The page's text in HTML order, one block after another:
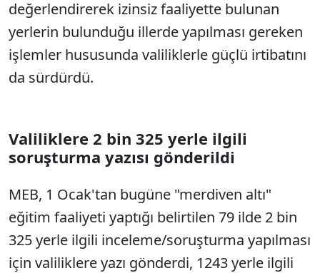
değerlendirerek izinsiz faaliyette bulunan
yerlerin bulunduğu illerde yapılması gereken
işlemler hususunda valiliklerle güçlü irtibatını
da sürdürdü.
Valiliklere 2 bin 325 yerle ilgili
soruşturma yazısı gönderildi
MEB, 1 Ocak'tan bugüne "merdiven altı"
eğitim faaliyeti yaptığı belirtilen 79 ilde 2 bin
325 yerle ilgili inceleme/soruşturma yapılması
için valiliklere yazı gönderdi, 1243 yerle ilgili